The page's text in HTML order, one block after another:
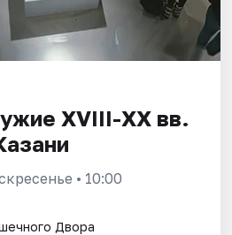
XVIII-XX вв.
• 10:00
Двора